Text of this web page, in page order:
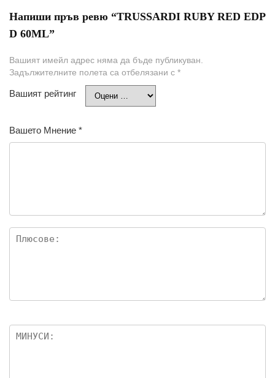
Напиши пръв ревю “TRUSSARDI RUBY RED EDP
D 60ML”
Вашият имейл адрес няма да бъде публикуван.
Задължителните полета са отбелязани с *
Вашият рейтинг
Вашето Мнение *